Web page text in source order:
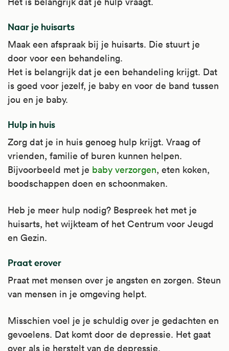
Naar je huisarts
Maak een afspraak bij je huisarts. Die stuurt je
door voor een behandeling.
Het is belangrijk dat je een behandeling krijgt. Dat
is goed voor jezelf, je baby en voor de band tussen
jou en je baby.
Hulp in huis
Zorg dat je in huis genoeg hulp krijgt. Vraag of
vrienden, familie of buren kunnen helpen.
Bijvoorbeeld met je baby verzorgen, eten koken,
boodschappen doen en schoonmaken.
Heb je meer hulp nodig? Bespreek het met je
huisarts, het wijkteam of het Centrum voor Jeugd
en Gezin.
Praat erover
Praat met mensen over je angsten en zorgen. Steun
van mensen in je omgeving helpt.
Misschien voel je je schuldig over je gedachten en
gevoelens. Dat komt door de depressie. Het gaat
over als je herstelt van de depressie.